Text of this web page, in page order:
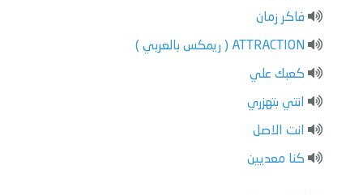
فاكر زمان
ATTRACTION ( ريمكس بالعربي )
كعبك علي
انتي بتهزري
انت الاصل
كنا معديين